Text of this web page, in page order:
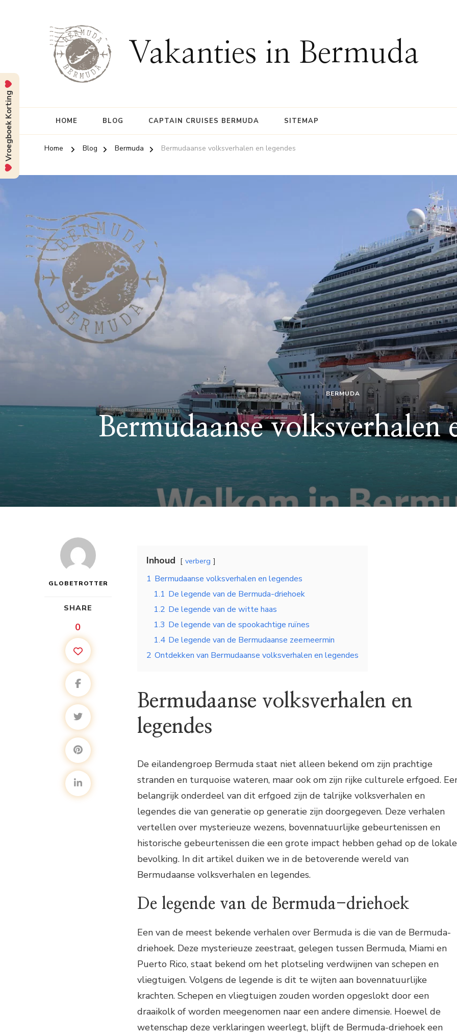
Vakanties in Bermuda
HOME BLOG CAPTAIN CRUISES BERMUDA SITEMAP
Home Blog Bermuda Bermudaanse volksverhalen en legendes
BERMUDA
Bermudaanse volksverhalen
GLOBETROTTER
SHARE
0
Inhoud verberg
1 Bermudaanse volksverhalen en legendes
1.1 De legende van de Bermuda-driehoek
1.2 De legende van de witte haas
1.3 De legende van de spookachtige ruïnes
1.4 De legende van de Bermudaanse zeemeermin
2 Ontdekken van Bermudaanse volksverhalen en legendes
Bermudaanse volksverhalen en
legendes
De eilandengroep Bermuda staat niet alleen bekend om zijn prachtige
stranden en turquoise wateren, maar ook om zijn rijke culturele erfgoed.
belangrijk onderdeel van dit erfgoed zijn de talrijke volksverhalen en
legendes die van generatie op generatie zijn doorgegeven. Deze verhalen
vertellen over mysterieuze wezens, bovennatuurlijke gebeurtenissen en
historische gebeurtenissen die een grote impact hebben gehad op de lokale
bevolking. In dit artikel duiken we in de betoverende wereld van
Bermudaanse volksverhalen en legendes.
De legende van de Bermuda-driehoek
Een van de meest bekende verhalen over Bermuda is die van de Bermuda-
driehoek. Deze mysterieuze zeestraat, gelegen tussen Bermuda, Miami en
Puerto Rico, staat bekend om het plotseling verdwijnen van schepen en
vliegtuigen. Volgens de legende is dit te wijten aan bovennatuurlijke
krachten. Schepen en vliegtuigen zouden worden opgeslokt door een
draaikolk of worden meegenomen naar een andere dimensie. Hoewel de
wetenschap deze verklaringen weerlegt, blijft de Bermuda-driehoek een
Vroegboek Korting